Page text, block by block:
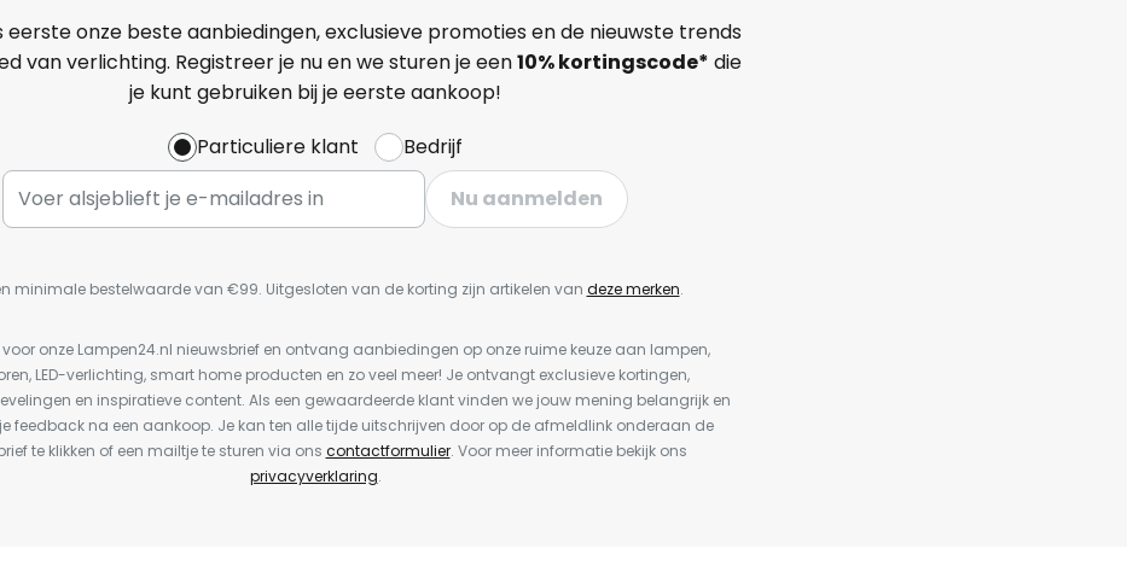
eerste onze beste aanbiedingen, exclusieve promoties en de nieuwste trends
van verlichting. Registreer je nu en we sturen je een10% kortingscode* die
je kunt gebruiken bij je eerste aankoop!
Particuliere klant
Bedrijf
Nu aanmelden
minimale bestelwaarde van €99. Uitgesloten van de korting zijn artikelen van deze merken.
voor onze Lampen24.nl nieuwsbrief en ontvang aanbiedingen op onze ruime keuze aan lampen,
LED-verlichting, smart home producten en zo veel meer! Je ontvangt exclusieve kortingen,
en inspiratieve content. Als een gewaardeerde klant vinden we jouw mening belangrijk en
feedback na een aankoop. Je kan ten alle tijde uitschrijven door op de afmeldlink onderaan de
te klikken of een mailtje te sturen via ons contactformulier. Voor meer informatie bekijk ons
privacyverklaring.